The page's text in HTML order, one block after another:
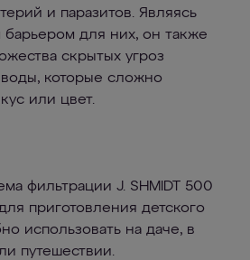
и паразитов. Являясь
для них, он также
скрытых угроз
которые сложно
или цвет.
фильтрации J. SHMIDT 500
приготовления детского
использовать на даче, в
путешествии.